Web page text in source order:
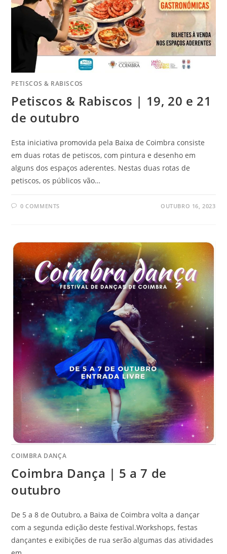
PETISCOS & RABISCOS
Petiscos & Rabiscos | 19, 20 e 21
de outubro
Esta iniciativa promovida pela Baixa de Coimbra consiste
em duas rotas de petiscos, com pintura e desenho em
alguns dos espaços aderentes. Nestas duas rotas de
petiscos, os públicos vão…
0 COMMENTS OUTUBRO 16, 2023
COIMBRA DANÇA
Coimbra Dança | 5 a 7 de
outubro
De 5 a 8 de Outubro, a Baixa de Coimbra volta a dançar
com a segunda edição deste festival.Workshops, festas
dançantes e exibições de rua serão algumas das atividades